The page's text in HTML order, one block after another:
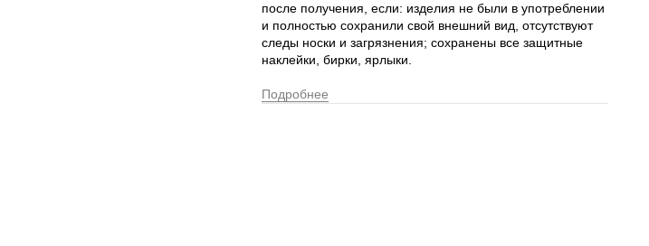
после получения, если: изделия не были в употреблении
и полностью сохранили свой внешний вид, отсутствуют
следы носки и загрязнения; сохранены все защитные
наклейки, бирки, ярлыки.
Подробнее